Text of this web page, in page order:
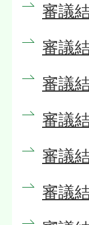
審議
審議
審議
審議
審議
審議